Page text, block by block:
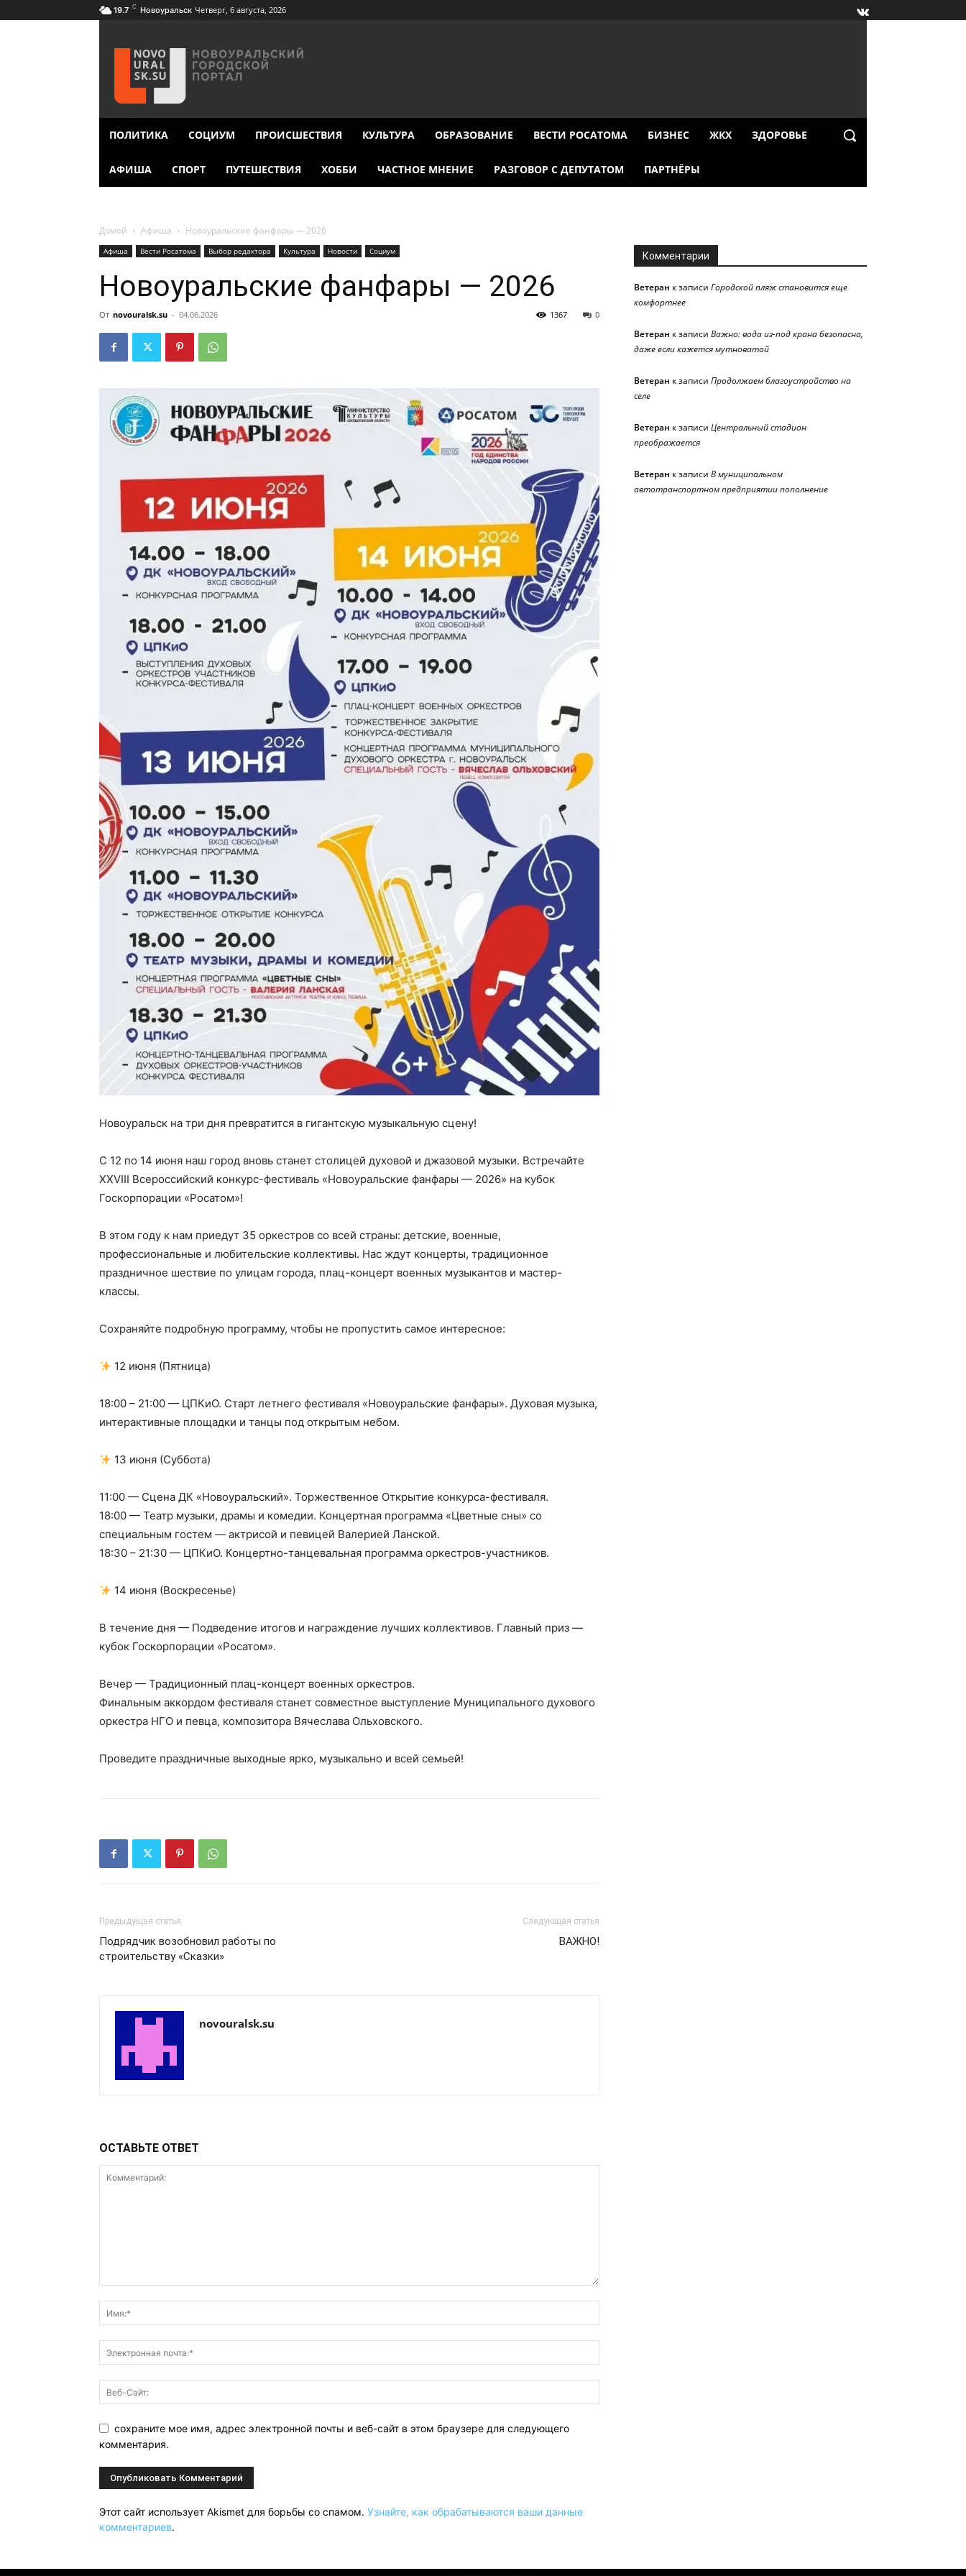
19.7 C Новоуральск Четверг, 6 августа, 2026
ПОЛИТИКА СОЦИУМ ПРОИСШЕСТВИЯ КУЛЬТУРА ОБРАЗОВАНИЕ ВЕСТИ РОСАТОМА БИЗНЕС ЖКХ ЗДОРОВЬЕ
АФИША СПОРТ ПУТЕШЕСТВИЯ ХОББИ ЧАСТНОЕ МНЕНИЕ РАЗГОВОР С ДЕПУТАТОМ ПАРТНЁРЫ
Домой Афиша Новоуральские фанфары — 2026
Афиша Вести Росатома Выбор редактора Культура Новости Социум
Новоуральские фанфары — 2026
От novouralsk.su - 04.06.2026 0
1367
Новоуральск на три дня превратится в гигантскую музыкальную сцену!
С 12 по 14 июня наш город вновь станет столицей духовой и джазовой музыки. Встречайте
XXVIII Всероссийский конкурс-фестиваль «Новоуральские фанфары — 2026» на кубок
Госкорпорации «Росатом»!
В этом году к нам приедут 35 оркестров со всей страны: детские, военные,
профессиональные и любительские коллективы. Нас ждут концерты, традиционное
праздничное шествие по улицам города, плац-концерт военных музыкантов и мастер-
классы.
Сохраняйте подробную программу, чтобы не пропустить самое интересное:
12 июня (Пятница)
18:00 – 21:00 — ЦПКиО. Старт летнего фестиваля «Новоуральские фанфары». Духовая музыка,
интерактивные площадки и танцы под открытым небом.
13 июня (Суббота)
11:00 — Сцена ДК «Новоуральский». Торжественное Открытие конкурса-фестиваля.
18:00 — Театр музыки, драмы и комедии. Концертная программа «Цветные сны» со
специальным гостем — актрисой и певицей Валерией Ланской.
18:30 – 21:30 — ЦПКиО. Концертно-танцевальная программа оркестров-участников.
14 июня (Воскресенье)
В течение дня — Подведение итогов и награждение лучших коллективов. Главный приз —
кубок Госкорпорации «Росатом».
Вечер — Традиционный плац-концерт военных оркестров.
Финальным аккордом фестиваля станет совместное выступление Муниципального духового
оркестра НГО и певца, композитора Вячеслава Ольховского.
Проведите праздничные выходные ярко, музыкально и всей семьей!
Предыдущая статья
Подрядчик возобновил работы по
строительству «Сказки»
Следующая статья
ВАЖНО!
novouralsk.su
ОСТАВЬТЕ ОТВЕТ
сохраните мое имя, адрес электронной почты и веб-сайт в этом браузере для следующего
комментария.
Этот сайт использует Akismet для борьбы со спамом. Узнайте, как обрабатываются ваши данные
комментариев.
Комментарии
Ветеран к записи Городской пляж становится еще
комфортнее
Ветеран к записи Важно: вода из-под крана безопасна,
даже если кажется мутноватой
Ветеран к записи Продолжаем благоустройство на
селе
Ветеран к записи Центральный стадион
преображается
Ветеран к записи В муниципальном
автотранспортном предприятии пополнение